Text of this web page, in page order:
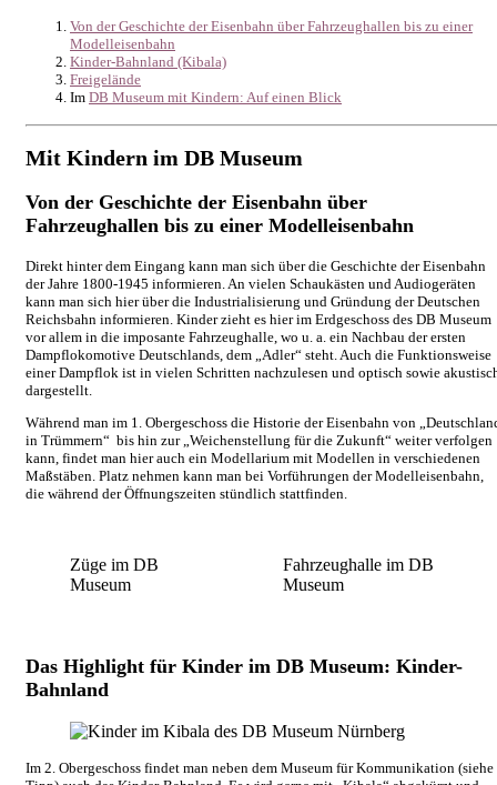
Von der Geschichte der Eisenbahn über Fahrzeughallen bis zu einer
Modelleisenbahn
Kinder-Bahnland (Kibala)
Freigelände
Im DB Museum mit Kindern: Auf einen Blick
Mit Kindern im DB Museum
Von der Geschichte der Eisenbahn über
Fahrzeughallen bis zu einer Modelleisenbahn
Direkt hinter dem Eingang kann man sich über die Geschichte der Eisenbahn
der Jahre 1800-1945 informieren. An vielen Schaukästen und Audiogeräten
kann man sich hier über die Industrialisierung und Gründung der Deutschen
Reichsbahn informieren. Kinder zieht es hier im Erdgeschoss des DB Museum
vor allem in die imposante Fahrzeughalle, wo u. a. ein Nachbau der ersten
Dampflokomotive Deutschlands, dem „Adler“ steht. Auch die Funktionsweise
einer Dampflok ist in vielen Schritten nachzulesen und optisch sowie
dargestellt.
Während man im 1. Obergeschoss die Historie der Eisenbahn von
in Trümmern“ bis hin zur „Weichenstellung für die Zukunft“ weiter verfolgen
kann, findet man hier auch ein Modellarium mit Modellen in verschiedenen
Maßstäben. Platz nehmen kann man bei Vorführungen der Modelleisenbahn,
die während der Öffnungszeiten stündlich stattfinden.
Züge im DB
Museum
Fahrzeughalle im DB
Museum
Das Highlight für Kinder im DB Museum: Kinder-
Bahnland
Im 2. Obergeschoss findet man neben dem Museum für Kommunikation (siehe